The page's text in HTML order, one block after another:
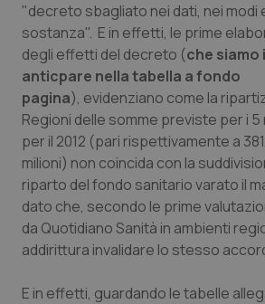
Veneto
Oncoematologia
Oncologia & Nutrizione
Psoriasi & pelle
Quotidiano Cardiologia
Quotidiano Chirurgia
"decreto sbagliato nei dati, nei modi
sostanza". E in effetti, le prime
degli effetti del decreto (che siamo
anticpare nella tabella a fondo
pagina), evidenziano come la
Regioni delle somme previste per i 5
per il 2012 (pari rispettivamente a
milioni) non coincida con la
riparto del fondo sanitario varato il
dato che, secondo le prime
da Quotidiano Sanità in ambienti
addirittura invalidare lo stesso
E in effetti, guardando le tabelle